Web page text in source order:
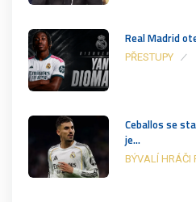
Real Madrid
PŘESTUPY
Ceballos se
je…
BÝVALÍ HRÁČI